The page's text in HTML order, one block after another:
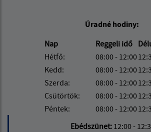
Úradné hodiny:
Nap
Reggeli idő
Hétfő:
08:00 - 12:00
Kedd:
08:00 - 12:00
Szerda:
08:00 - 12:00
Csütörtök:
08:00 - 12:00
Péntek:
08:00 - 12:00
Ebédszünet: 12:00 -